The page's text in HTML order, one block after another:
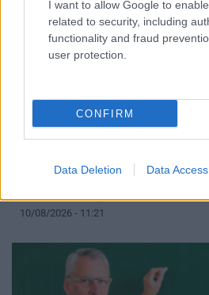
I want to allow Google to
related to security, including
functionality and fraud
user protection.
CONFIRM
Data Deletion Data Access
Η μεγάλη αλλαγή που έρχεται στα
Δείτε τι αλλάζει για μαθητές και
εκπαιδευτικούς
10/08/2026 - 11:21